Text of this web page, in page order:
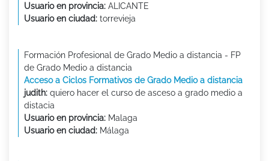
Usuario en provincia: ALICANTE
Usuario en ciudad: torrevieja
Formación Profesional de Grado Medio a distancia - FP
de Grado Medio a distancia
Acceso a Ciclos Formativos de Grado Medio a distancia
judith: quiero hacer el curso de asceso a grado medio a
distacia
Usuario en provincia: Malaga
Usuario en ciudad: Málaga